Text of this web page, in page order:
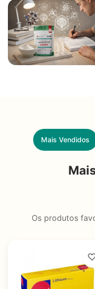
Limpeza do Colon
e do Intestino
Mais Vendidos
Os produtos